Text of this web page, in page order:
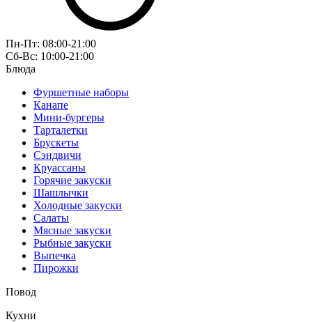
Пн-Пт: 08:00-21:00
Сб-Вс: 10:00-21:00
Блюда
Фуршетные наборы
Канапе
Мини-бургеры
Тарталетки
Брускеты
Сэндвичи
Круассаны
Горячие закуски
Шашлычки
Холодные закуски
Салаты
Мясные закуски
Рыбные закуски
Выпечка
Пирожки
Повод
Кухни